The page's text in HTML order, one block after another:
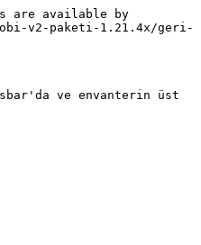
are available by
v2-paketi-1.21.4x/geri-
ve envanterin üst